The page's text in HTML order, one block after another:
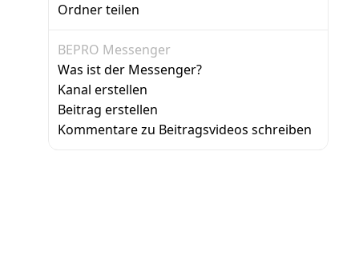
Ordner teilen
BEPRO Messenger
Was ist der Messenger?
Kanal erstellen
Beitrag erstellen
Kommentare zu Beitragsvideos schreiben